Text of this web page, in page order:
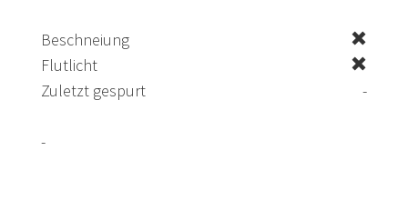
Beschneiung
Flutlicht
Zuletzt gespurt
-
-